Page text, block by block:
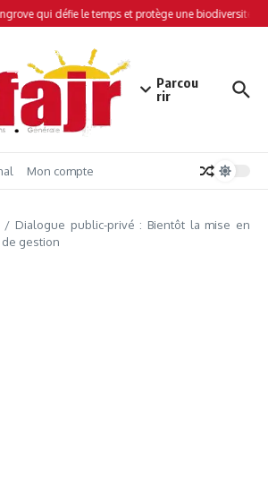
qui défie le temps et protège une biodiversité
Parcou
rir
Mon compte
/ Dialogue public-privé : Bientôt la mise en
de gestion